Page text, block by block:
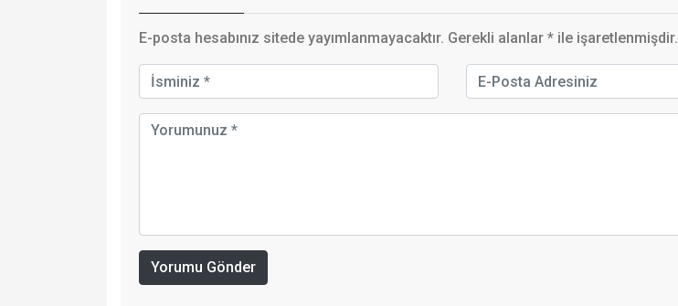
E-posta hesabınız sitede yayımlanmayacaktır. Gerekli alanlar * ile işaretlenmişdir.
Yorumu Gönder